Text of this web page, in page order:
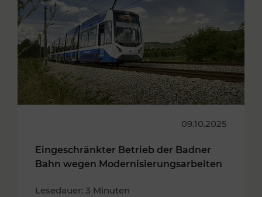
09.10.2025
Eingeschränkter Betrieb der Badner
Bahn wegen Modernisierungsarbeiten
Lesedauer: 3 Minuten